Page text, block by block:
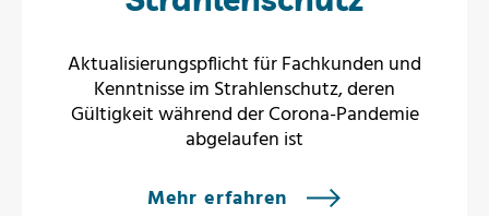
Aktualisierungspflicht für Fachkunden und
Kenntnisse im Strahlenschutz, deren
Gültigkeit während der Corona-Pandemie
abgelaufen ist
Mehr erfahren